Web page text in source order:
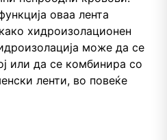
оваа лента
хидроизолационен
може да се
или да се комбинира со
ленти, во повеќе